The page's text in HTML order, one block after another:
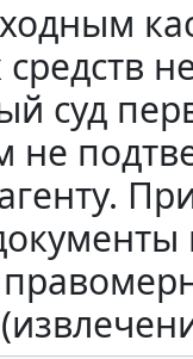
суд
не